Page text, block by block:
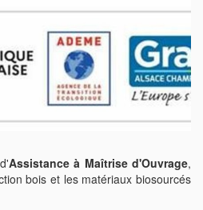
Assistance à Maîtrise d'Ouvrage,
bois et les matériaux biosourcés